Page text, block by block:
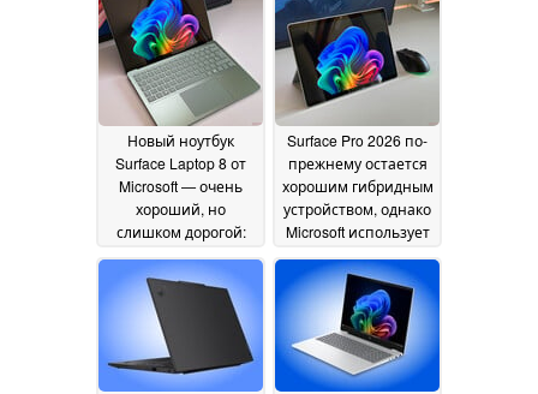
конкуренцию Surface
Pro 12, оснащённое
процессором Intel
Panther Lake и 64 ГБ
оперативной
памяти28 July 2026
более мощным
процессором
Snapdragon X2 Elite и
аккумулятором,
объём которого
увеличен на 50 %24
July 2026
Новый ноутбук
Surface Laptop 8 от
Microsoft — очень
хороший, но
слишком дорогой:
не менее 1599
долларов
16 July 2026
Surface Pro 2026 по-
прежнему остается
хорошим гибридным
устройством, однако
Microsoft использует
медленный
процессор
Snapdragon X2 Elite
July 2026